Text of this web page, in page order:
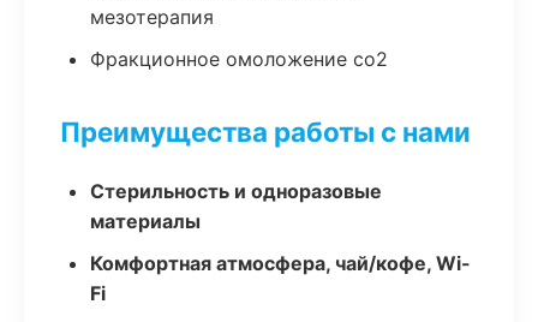
мезотерапия
Фракционное омоложение co2
Преимущества работы с нами
Стерильность и одноразовые
материалы
Комфортная атмосфера, чай/кофе, Wi-
Fi